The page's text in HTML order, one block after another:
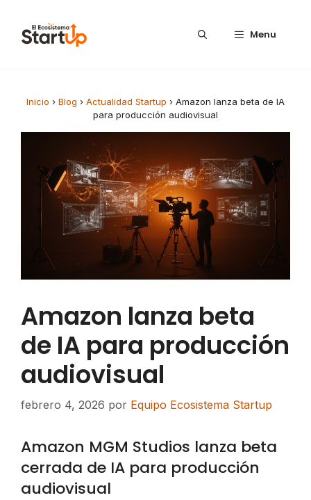
Menu
Inicio › Blog › Actualidad Startup › Amazon lanza beta de IA
para producción audiovisual
Amazon lanza beta
de IA para producción
audiovisual
febrero 4, 2026 por Equipo Ecosistema Startup
Amazon MGM Studios lanza beta
cerrada de IA para producción
audiovisual